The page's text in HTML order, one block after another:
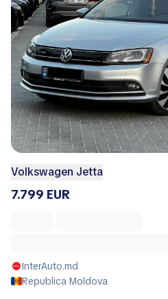
Volkswagen Jetta
7.799 EUR
InterAuto.md
Republica Moldova